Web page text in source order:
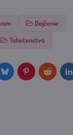
Dojčenie
Tehotenstvo
BlueskyPinterestReddit